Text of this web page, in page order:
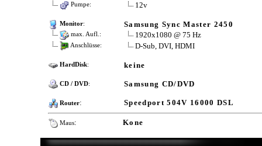
Pumpe: 12v
Monitor: Samsung Sync Master 2450
max. Aufl.: 1920x1080 @ 75 Hz
Anschlüsse: D-Sub, DVI, HDMI
HardDisk: keine
CD / DVD: Samsung CD/DVD
Router: Speedport 504V 16000 DSL
Maus: Kone